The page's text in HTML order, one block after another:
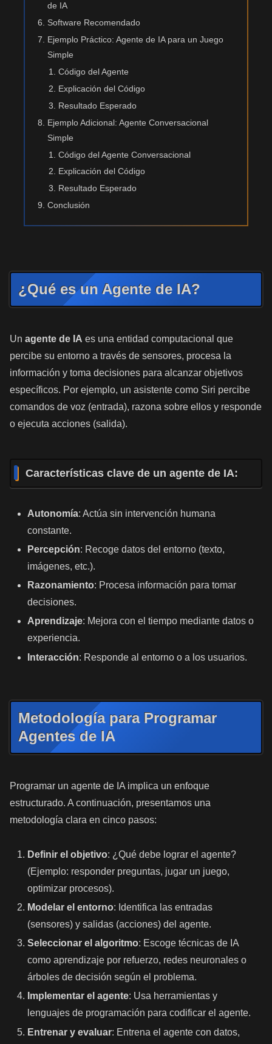
de IA
Software Recomendado
Ejemplo Práctico: Agente de IA para un Juego
Simple
Código del Agente
Explicación del Código
Resultado Esperado
Ejemplo Adicional: Agente Conversacional
Simple
Código del Agente Conversacional
Explicación del Código
Resultado Esperado
Conclusión
¿Qué es un Agente de IA?
Un agente de IA es una entidad computacional que
percibe su entorno a través de sensores, procesa la
información y toma decisiones para alcanzar objetivos
específicos. Por ejemplo, un asistente como Siri percibe
comandos de voz (entrada), razona sobre ellos y responde
o ejecuta acciones (salida).
Características clave de un agente de IA:
Autonomía: Actúa sin intervención humana
constante.
Percepción: Recoge datos del entorno (texto,
imágenes, etc.).
Razonamiento: Procesa información para tomar
decisiones.
Aprendizaje: Mejora con el tiempo mediante datos o
experiencia.
Interacción: Responde al entorno o a los usuarios.
Metodología para Programar
Agentes de IA
Programar un agente de IA implica un enfoque
estructurado. A continuación, presentamos una
metodología clara en cinco pasos:
Definir el objetivo: ¿Qué debe lograr el agente?
(Ejemplo: responder preguntas, jugar un juego,
optimizar procesos).
Modelar el entorno: Identifica las entradas
(sensores) y salidas (acciones) del agente.
Seleccionar el algoritmo: Escoge técnicas de IA
como aprendizaje por refuerzo, redes neuronales o
árboles de decisión según el problema.
Implementar el agente: Usa herramientas y
lenguajes de programación para codificar el agente.
Entrenar y evaluar: Entrena el agente con datos,